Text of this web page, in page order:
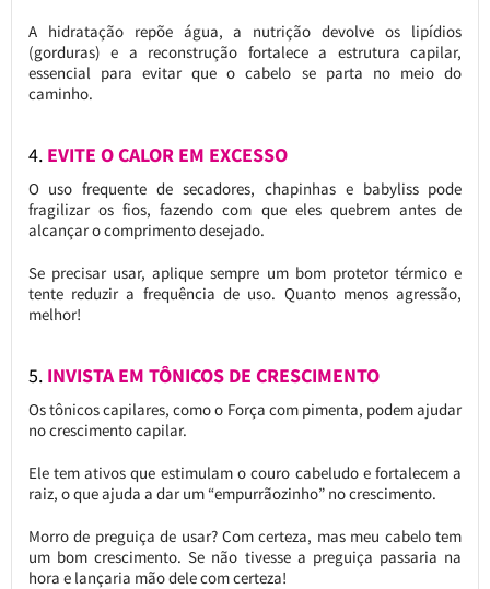
A hidratação repõe água, a nutrição devolve os lipídios
(gorduras) e a reconstrução fortalece a estrutura capilar,
essencial para evitar que o cabelo se parta no meio do
caminho.
4. EVITE O CALOR EM EXCESSO
O uso frequente de secadores, chapinhas e babyliss pode
fragilizar os fios, fazendo com que eles quebrem antes de
alcançar o comprimento desejado.
Se precisar usar, aplique sempre um bom protetor térmico e
tente reduzir a frequência de uso. Quanto menos agressão,
melhor!
5. INVISTA EM TÔNICOS DE CRESCIMENTO
Os tônicos capilares, como o Força com pimenta, podem ajudar
no crescimento capilar.
Ele tem ativos que estimulam o couro cabeludo e fortalecem a
raiz, o que ajuda a dar um “empurrãozinho” no crescimento.
Morro de preguiça de usar? Com certeza, mas meu cabelo tem
um bom crescimento. Se não tivesse a preguiça passaria na
hora e lançaria mão dele com certeza!